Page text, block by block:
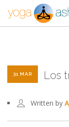
BLOG
31 MAR Los
Written by